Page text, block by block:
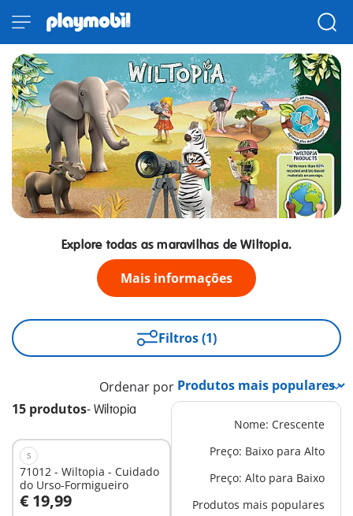
Explore todas as maravilhas de Wiltopia.
Mais informações
Filtros (1)
15 produtos- Wiltopia
Ordenar por
Nome: Crescente
Preço: Baixo para Alto
Preço: Alto para Baixo
Produtos mais populares
S
71012 - Wiltopia - Cuidado
do Urso-Formigueiro
€ 19,99
Ao carrinho
71013 - Casa da Árvore
Familiar
€ 89,99
Ao carrinho